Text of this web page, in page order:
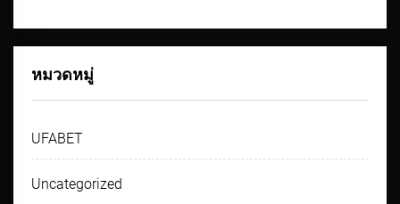
หมวดหมู่
UFABET
Uncategorized